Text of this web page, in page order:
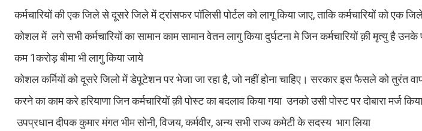
कर्मचारियों की एक जिले से दूसरे जिले में ट्रांसफर पॉलिसी पोर्टल को लागू किया जाए, ताकि कर्मचारियों को एक
कोशल में लगे सभी कर्मचारियों का सामान काम सामान वेतन लागु किया दुर्घटना मे जिन कर्मचारियों क़ी मृत्यु है
कम 1करोड़ बीमा भी लागु किया जाये
कोशल कर्मियों को दूसरे जिलो में डेपूटेशन पर भेजा जा रहा है, जो नहीं होना चाहिए। सरकार इस फैसले को तुरंत
करने का काम करे हरियाणा जिन कर्मचारियों क़ी पोस्ट का बदलाव किया गया उनको उसी पोस्ट पर दोबारा मर्ज
उपप्रधान दीपक कुमार मंगत भीम सोनी, विजय, कर्मवीर, अन्य सभी राज्य कमेटी के सदस्य भाग लिया